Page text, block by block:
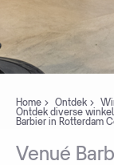
Home Ontdek
Ontdek diverse
Barbier in Rotterdam
Venué